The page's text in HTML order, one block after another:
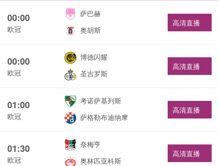
00:00
欧冠
萨巴赫
奥胡斯
高清直播
00:00
欧冠
博德闪耀
圣吉罗斯
高清直播
01:00
欧冠
考诺萨基列斯
萨格勒布迪纳摩
高清直播
01:30
欧冠
奈梅亨
奥林匹亚科斯
高清直播